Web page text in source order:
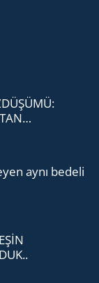
aynı be­de­li